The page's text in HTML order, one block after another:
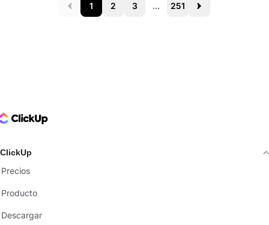
Prev 1 2 3 ... 251 Next
Logo
ClickUp
Precios
Producto
Descargar